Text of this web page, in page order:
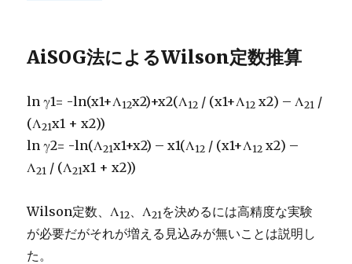
AiSOG法によるWilson定数推算
ln γ1= -ln(x1+Λ 12x2)+x2(Λ 12 / (x1+Λ 12 x2) – Λ21 /
(Λ21x1 + x2))
ln γ2= -ln(Λ21x1+x2) – x1(Λ 12 / (x1+Λ 12 x2) –
Λ21 / (Λ21x1 + x2))
Wilson定数、Λ 12 、Λ21 を決めるには高精度な実験
が必要だがそれが増える見込みが無いことは説明し
た。